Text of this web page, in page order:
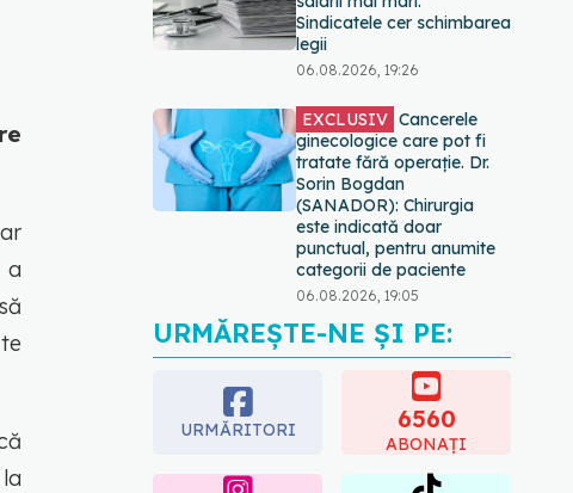
a
Sindicatele cer schimbarea
legii
06.08.2026, 19:26
EXCLUSIV Cancerele
ginecologice care pot fi
tratate fără operație. Dr.
Sorin Bogdan
(SANADOR): Chirurgia
este indicată doar
punctual, pentru anumite
categorii de paciente
06.08.2026, 19:05
EXCLUSIV Brahiterapie
vs radioterapie externă în
cancerul ginecologic. Dr.
Sorin Bogdan (SANADOR)
explică diferența și cum
acționează tratamentul
06.08.2026, 22:49
URMĂREȘTE-NE ȘI PE:
URMĂRITORI 6560
ABONAȚI